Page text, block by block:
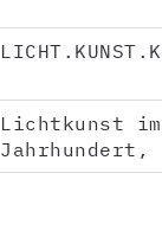
Lichtkunst